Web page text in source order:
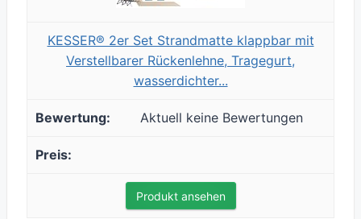
KESSER® 2er Set Strandmatte klappbar mit
Verstellbarer Rückenlehne, Tragegurt,
wasserdichter...
Aktuell keine Bewertungen
Produkt ansehen